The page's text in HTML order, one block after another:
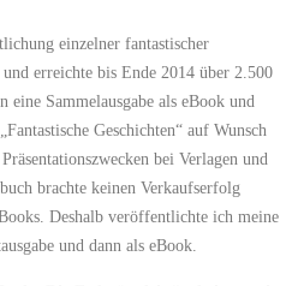
einzelner fantastischer
erreichte bis Ende 2014 über 2.500
eine Sammelausgabe als eBook und
Geschichten“ auf Wunsch
bei Verlagen und
brachte keinen Verkaufserfolg
Deshalb veröffentlichte ich meine
und dann als eBook.